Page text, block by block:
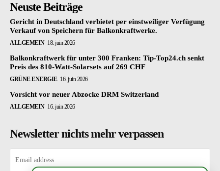
Neuste Beiträge
Gericht in Deutschland verbietet per einstweiliger Verfügung
Verkauf von Speichern für Balkonkraftwerke.
ALLGEMEIN 18. juin 2026
Balkonkraftwerk für unter 300 Franken: Tip-Top24.ch senkt
Preis des 810-Watt-Solarsets auf 269 CHF
GRÜNE ENERGIE 16. juin 2026
Vorsicht vor neuer Abzocke DRM Switzerland
ALLGEMEIN 16. juin 2026
Newsletter nichts mehr verpassen